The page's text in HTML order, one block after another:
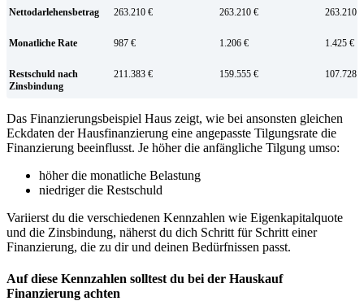
Nettodarlehensbetrag 263.210 € 263.210 € 263.210 €
Monatliche Rate 987 € 1.206 € 1.425 €
Restschuld nach
Zinsbindung
211.383 € 159.555 € 107.728 €
Das Finanzierungsbeispiel Haus zeigt, wie bei ansonsten gleichen
Eckdaten der Hausfinanzierung eine angepasste Tilgungsrate die
Finanzierung beeinflusst. Je höher die anfängliche Tilgung umso:
höher die monatliche Belastung
niedriger die Restschuld
Variierst du die verschiedenen Kennzahlen wie Eigenkapitalquote
und die Zinsbindung, näherst du dich Schritt für Schritt einer
Finanzierung, die zu dir und deinen Bedürfnissen passt.
Auf diese Kennzahlen solltest du bei der Hauskauf
Finanzierung achten